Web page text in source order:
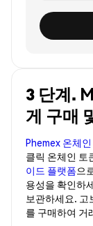
3 단계.
게 구매
Phemex 온체
클릭 온체인 토
이드 플랫폼으
용성을 확인하
보관하세요. 고
를 구매하여 거